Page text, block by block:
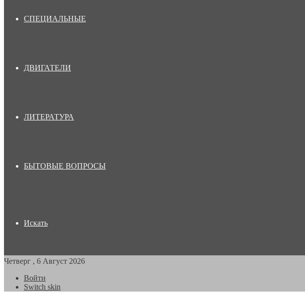
СПЕЦИАЛЬНЫЕ
ДВИГАТЕЛИ
ЛИТЕРАТУРА
БЫТОВЫЕ ВОПРОСЫ
Искать
Четверг , 6 Август 2026
Войти
Switch skin